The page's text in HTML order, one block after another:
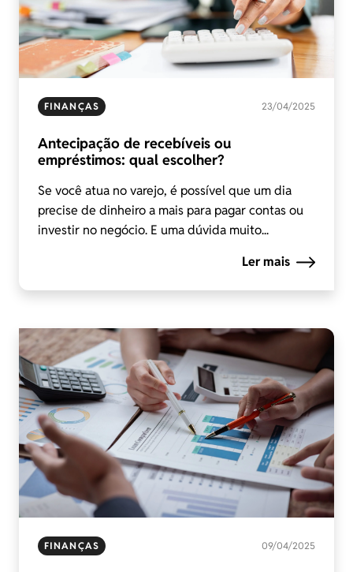
FINANÇAS 23/04/2025
Antecipação de recebíveis ou
empréstimos: qual escolher?
Se você atua no varejo, é possível que um dia
precise de dinheiro a mais para pagar contas ou
investir no negócio. E uma dúvida muito...
Ler mais
FINANÇAS 09/04/2025